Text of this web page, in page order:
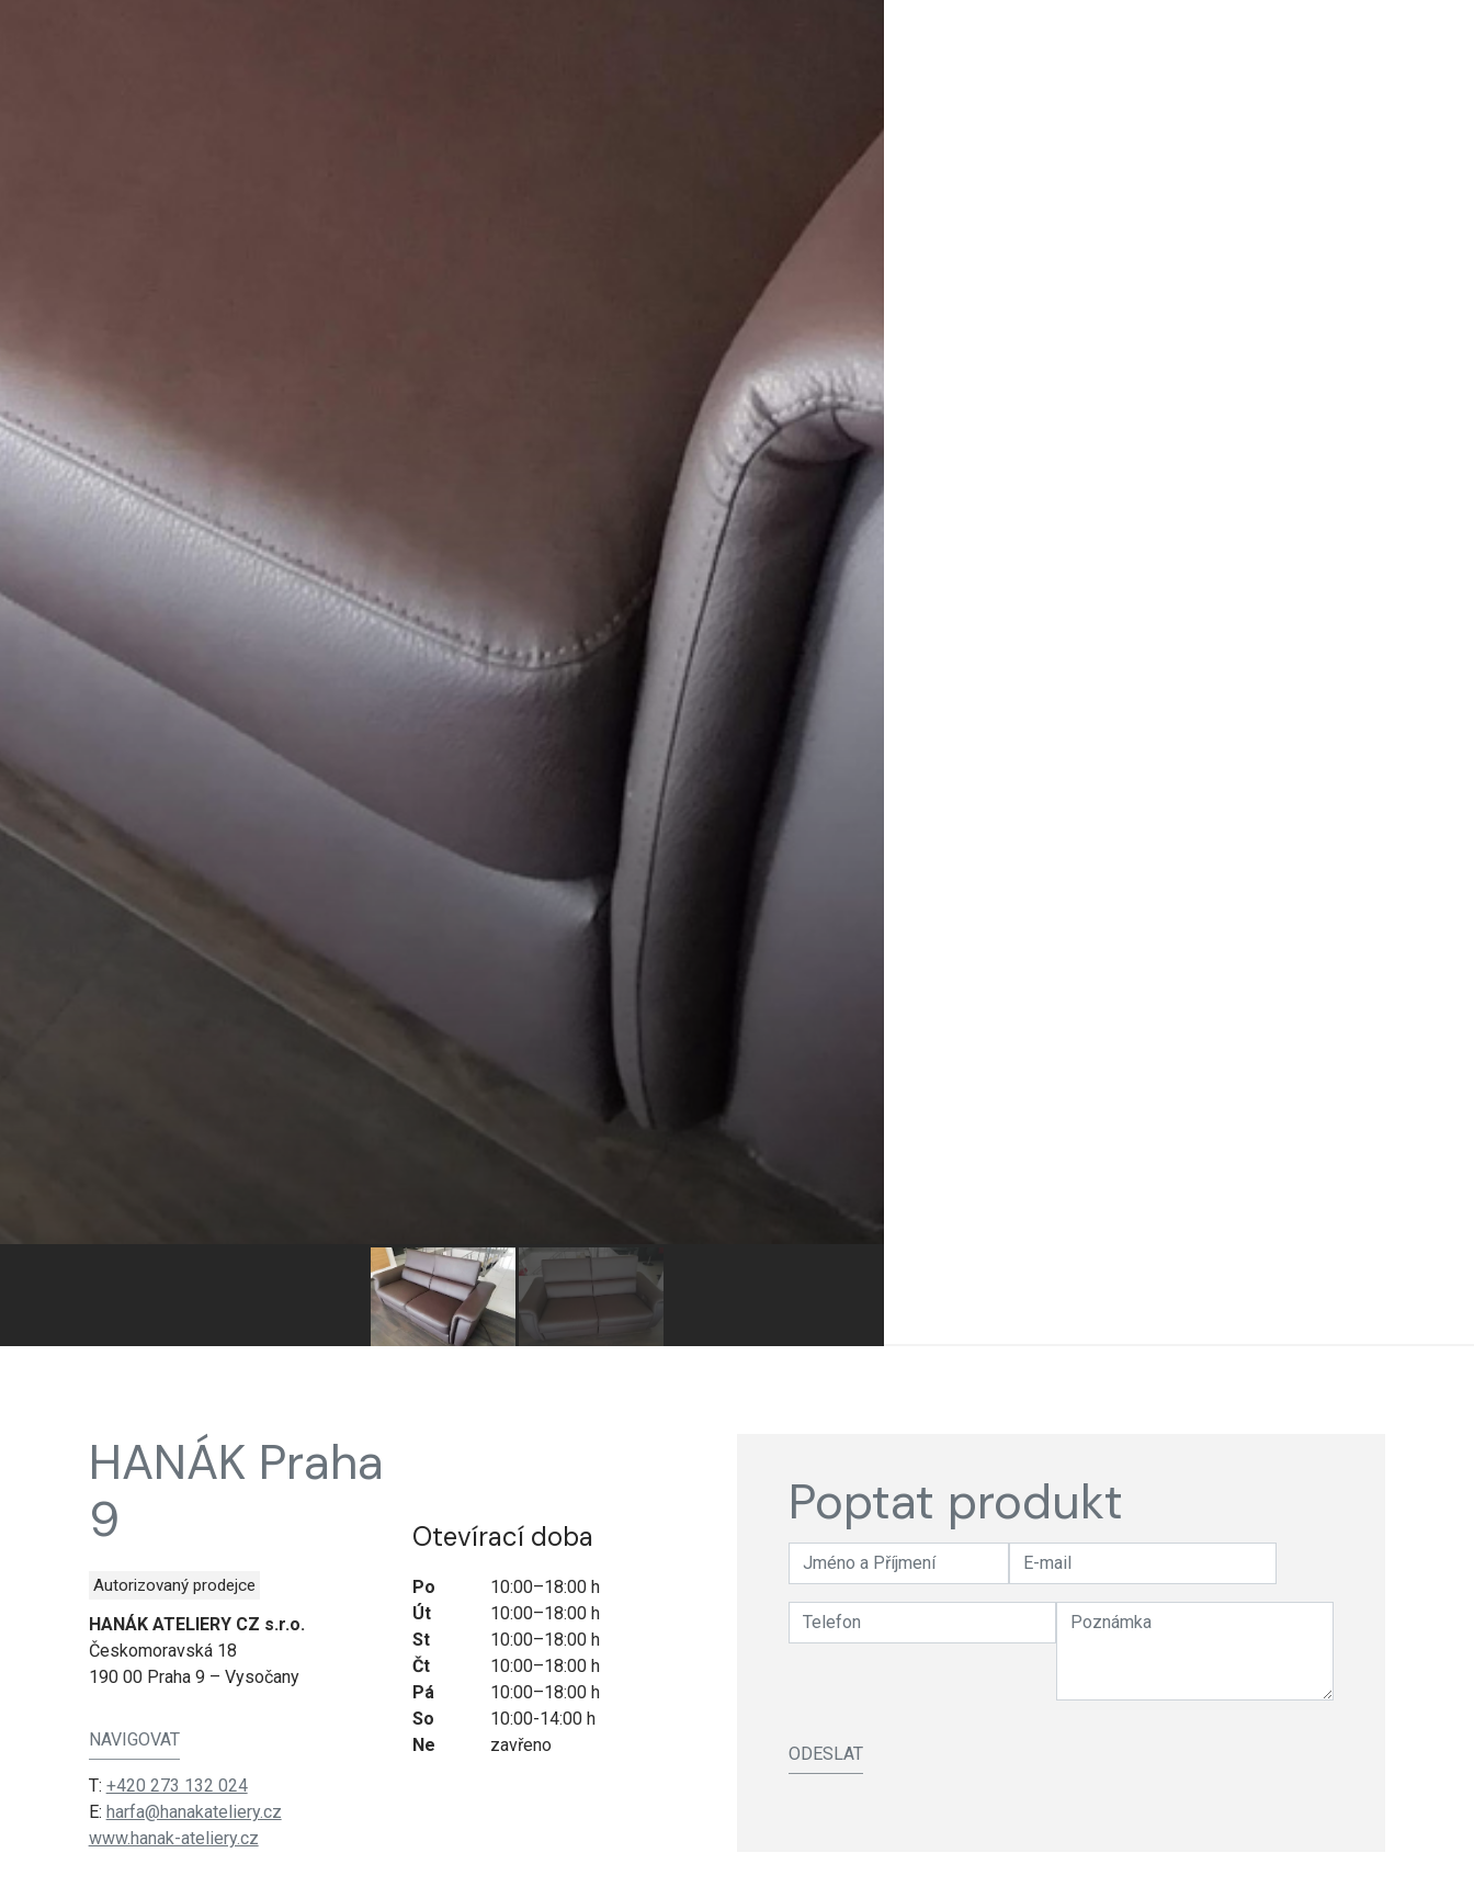
HANÁK Praha
9
Autorizovaný prodejce
HANÁK ATELIERY CZ s.r.o.
Českomoravská 18
190 00 Praha 9 – Vysočany
NAVIGOVAT
T: +420 273 132 024
E: harfa@hanakateliery.cz
www.hanak-ateliery.cz
Otevírací doba
Po
10:00–18:00 h
Út
10:00–18:00 h
St
10:00–18:00 h
Čt
10:00–18:00 h
Pá
10:00–18:00 h
So
10:00-14:00 h
Ne
zavřeno
Poptat produkt
ODESLAT